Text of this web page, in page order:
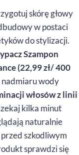
skórę głowy
w postaci
do stylizacji.
Szampon
(22,99 zł/ 400
nadmiaru wody
włosów z linii
kilka minut
naturalnie
szkodliwym
sprawdzi się